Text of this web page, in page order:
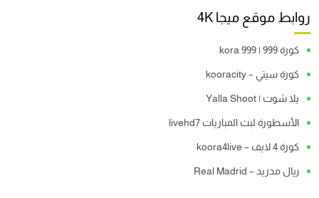
روابط موقع ميجا 4K
كورة 999 | kora 999
كورة سيتي – kooracity
يلا شوت | Yalla Shoot
الأسطورة لبث المباريات livehd7
كورة 4 لايف – koora4live
ريال مدريد – Real Madrid